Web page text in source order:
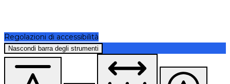
Regolazioni di accessibilità
Nascondi barra degli strumenti